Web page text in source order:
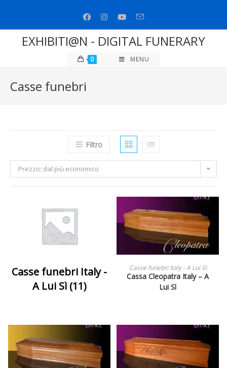
contenuto
EXHIBITI@N - DIGITAL FUNERARY
0 MENU
Casse funebri
Filtro
Prezzo: dal più economico
Casse funebri Italy -
A Lui Sì (11)
LEGGI TUTTO
Casse funebri Italy - A Lui Sì
Cassa Cleopatra Italy – A
Lui Sì